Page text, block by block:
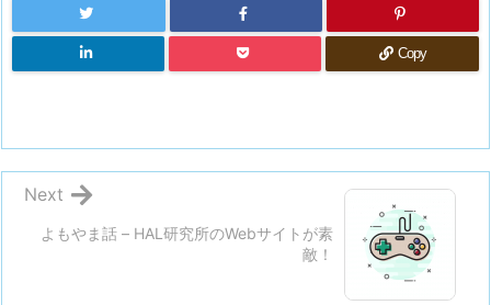
Copy
よもやま話 – HAL研究所のWebサイトが素
敵！
Next